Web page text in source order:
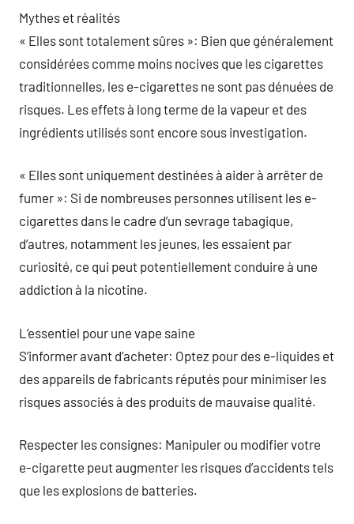
Mythes et réalités
« Elles sont totalement sûres »: Bien que généralement
considérées comme moins nocives que les cigarettes
traditionnelles, les e-cigarettes ne sont pas dénuées de
risques. Les effets à long terme de la vapeur et des
ingrédients utilisés sont encore sous investigation.
« Elles sont uniquement destinées à aider à arrêter de
fumer »: Si de nombreuses personnes utilisent les e-
cigarettes dans le cadre d’un sevrage tabagique,
d’autres, notamment les jeunes, les essaient par
curiosité, ce qui peut potentiellement conduire à une
addiction à la nicotine.
L’essentiel pour une vape saine
S’informer avant d’acheter: Optez pour des e-liquides et
des appareils de fabricants réputés pour minimiser les
risques associés à des produits de mauvaise qualité.
Respecter les consignes: Manipuler ou modifier votre
e-cigarette peut augmenter les risques d’accidents tels
que les explosions de batteries.